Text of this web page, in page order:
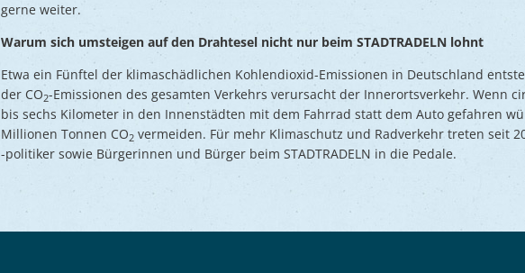
gerne weiter.
Warum sich umsteigen auf den Drahtesel nicht nur beim STADTRADELN lohnt
Etwa ein Fünftel der klimaschädlichen Kohlendioxid-Emissionen in Deutschland
der CO2-Emissionen des gesamten Verkehrs verursacht der Innerortsverkehr. Wenn
bis sechs Kilometer in den Innenstädten mit dem Fahrrad statt dem Auto gefahren
Millionen Tonnen CO2 vermeiden. Für mehr Klimaschutz und Radverkehr treten seit
-politiker sowie Bürgerinnen und Bürger beim STADTRADELN in die Pedale.